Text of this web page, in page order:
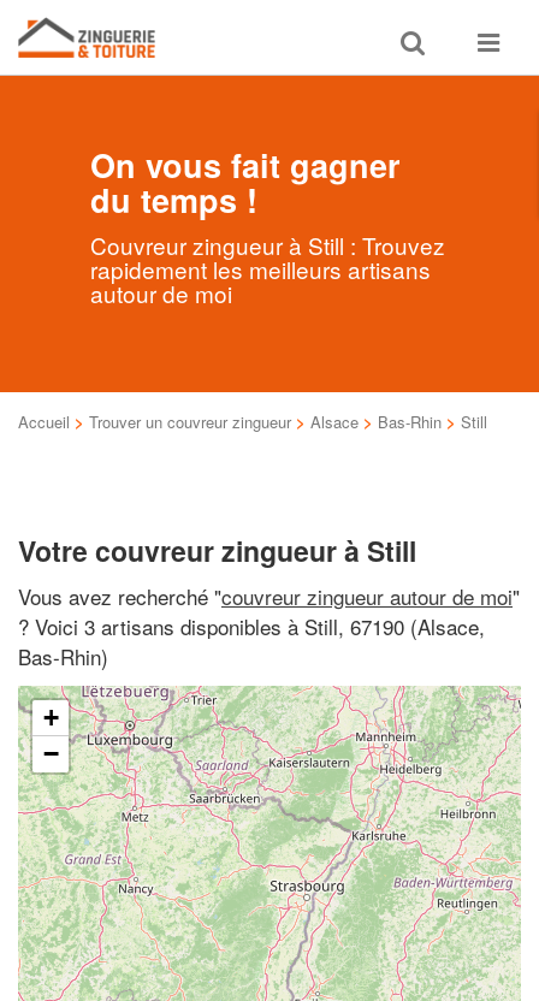
Toggle
search
Toggle
On vous fait gagner
du temps !
Couvreur zingueur à Still : Trouvez
rapidement les meilleurs artisans
autour de moi
Accueil > Trouver un couvreur zingueur > Alsace > Bas-Rhin > Still
Votre couvreur zingueur à Still
Vous avez recherché "couvreur zingueur autour de moi"
? Voici 3 artisans disponibles à Still, 67190 (Alsace,
Bas-Rhin)
+
−